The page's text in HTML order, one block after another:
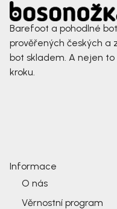
Barefoot a pohodlné
prověřených českých a
bot skladem. A nejen to
kroku.
Informace
O nás
Věrnostní program